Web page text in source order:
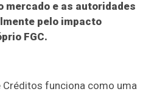
mercado e as autoridades
pelo impacto
FGC.
Créditos funciona como uma